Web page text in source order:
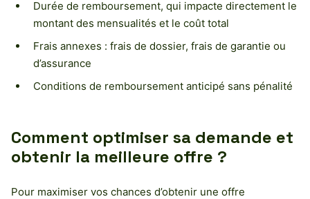
Durée de remboursement, qui impacte directement le
montant des mensualités et le coût total
Frais annexes : frais de dossier, frais de garantie ou
d’assurance
Conditions de remboursement anticipé sans pénalité
Comment optimiser sa demande et
obtenir la meilleure offre ?
Pour maximiser vos chances d’obtenir une offre